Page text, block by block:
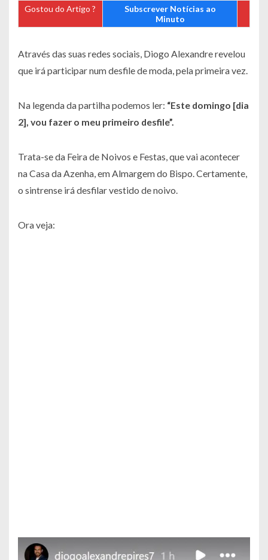
Gostou do Artigo ?
Subscrever Notícias ao
Minuto
Através das suas redes sociais, Diogo Alexandre revelou
que irá participar num desfile de moda, pela primeira vez.
Na legenda da partilha podemos ler: “Este domingo [dia
2], vou fazer o meu primeiro desfile”.
Trata-se da Feira de Noivos e Festas, que vai acontecer
na Casa da Azenha, em Almargem do Bispo. Certamente,
o sintrense irá desfilar vestido de noivo.
Ora veja: